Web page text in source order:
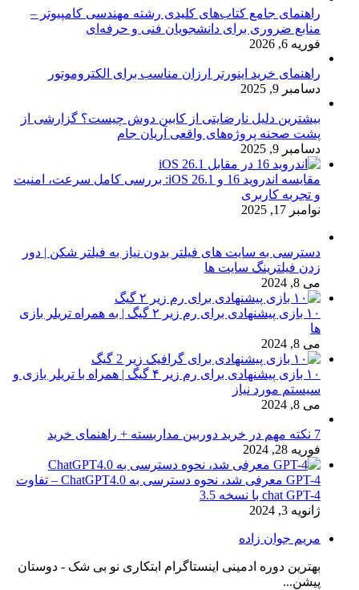
راهنمای جامع کتاب‌های کلیدی رشته مهندسی کامپیوتر –
منابع ضروری برای دانشجویان فنی و حرفه‌ای
فوریه 6, 2026
راهنمای خرید اینورتر ارزان مناسب برای الکتروموتور
دسامبر 9, 2025
بیشترین دلیل نارضایتی از کابین دوش چیست؟ گزارشی از
پشت صحنه پروژه‌های واقعی آریان جام
دسامبر 9, 2025
مقایسه اندروید 16 و iOS 26.1: بررسی کامل سرعت، امنیت
و تجربه کاربری
نوامبر 17, 2025
دسترسی به سایت های فیلتر بدون نیاز به فیلتر شکن | دور
زدن فیلترینگ سایت ها
می 8, 2024
۱۰ بازی پیشنهادی برای رم زیر ۲ گیگ | به همراه تریلر بازی
ها
می 8, 2024
۱۰ بازی پیشنهادی برای رم زیر ۴ گیگ | همراه با تریلر بازی و
سیستم مورد نیاز
می 8, 2024
7 نکته مهم در خرید دوربین مداربسته + راهنمای خرید
فوریه 28, 2024
GPT-4 معرفی شد، نحوه دسترسی به ChatGPT4.0 – تفاوت
chat GPT-4 با نسخه 3.5
ژانویه 3, 2024
مریم جوان زاده
بهترین دوره ادمینی اینستاگرام ابتکاری نو بی شک - دوستان
پیشن...